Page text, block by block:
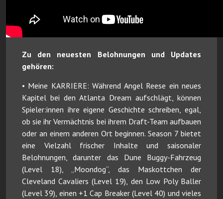
Zu den neuesten Belohnungen und Updates
gehören:
• Meine KARRIERE: Während Angel Reese ein neues
Kapitel bei den Atlanta Dream aufschlägt, können
Spieler:innen ihre eigene Geschichte schreiben, egal,
ob sie ihr Vermächtnis bei ihrem Draft-Team aufbauen
oder an einem anderen Ort beginnen. Season 7 bietet
eine Vielzahl frischer Inhalte und saisonaler
Belohnungen, darunter das Dune Buggy-Fahrzeug
(Level 18), „Moondog“, das Maskottchen der
Cleveland Cavaliers (Level 19), den Low Poly Baller
(Level 39), einen +1 Cap Breaker (Level 40) und vieles